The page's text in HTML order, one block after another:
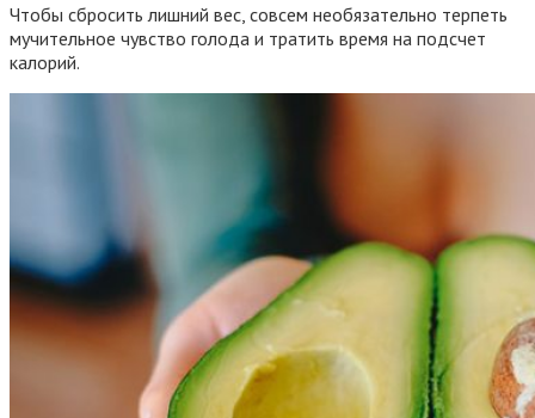
Чтобы сбросить лишний вес, совсем необязательно терпеть
мучительное чувство голода и тратить время на подсчет
калорий.